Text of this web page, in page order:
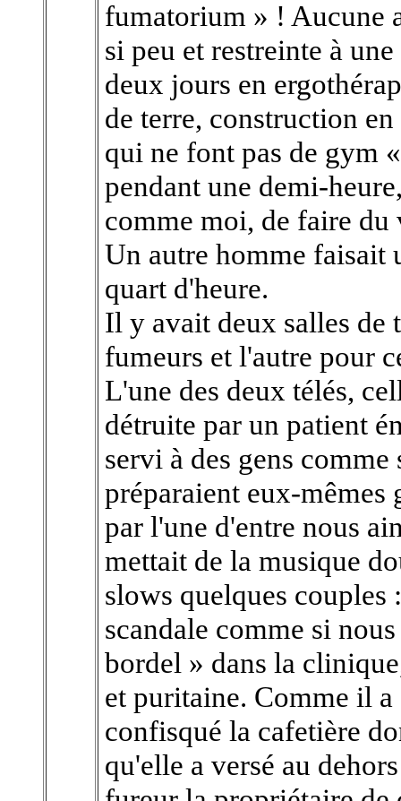
fumatorium » ! Aucune
si peu et restreinte à
deux jours en
de terre, construction
qui ne font pas de gym
pendant une demi-
comme moi, de faire du
Un autre homme faisait
quart d'heure.
Il y avait deux salles de
fumeurs et l'autre pour
L'une des deux télés,
détruite par un patient
servi à des gens
préparaient eux-mêmes
par l'une d'entre nous
mettait de la musique
slows quelques couples
scandale comme si
bordel » dans la
et puritaine. Comme il
confisqué la cafetière
qu'elle a versé au